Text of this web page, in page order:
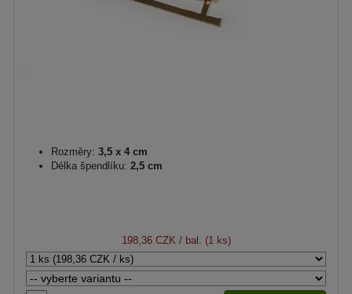
Rozměry: 3,5 x 4 cm
Délka špendlíku: 2,5 cm
198,36 CZK / bal. (1 ks)